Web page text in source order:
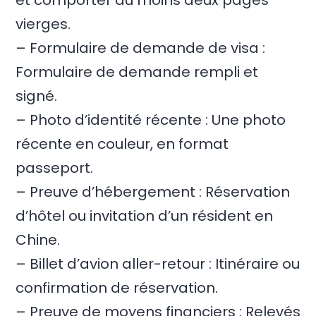
vierges.
– Formulaire de demande de visa :
Formulaire de demande rempli et
signé.
– Photo d’identité récente : Une photo
récente en couleur, en format
passeport.
– Preuve d’hébergement : Réservation
d’hôtel ou invitation d’un résident en
Chine.
– Billet d’avion aller-retour : Itinéraire ou
confirmation de réservation.
– Preuve de moyens financiers : Relevés